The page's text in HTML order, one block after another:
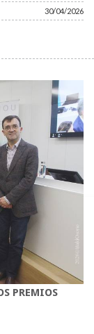
30/04/2026
PREMIOS